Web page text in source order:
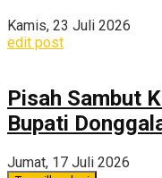
Kamis, 23 Juli 2026
edit post
Pisah Sambut
Bupati
Jumat, 17 Juli 2026